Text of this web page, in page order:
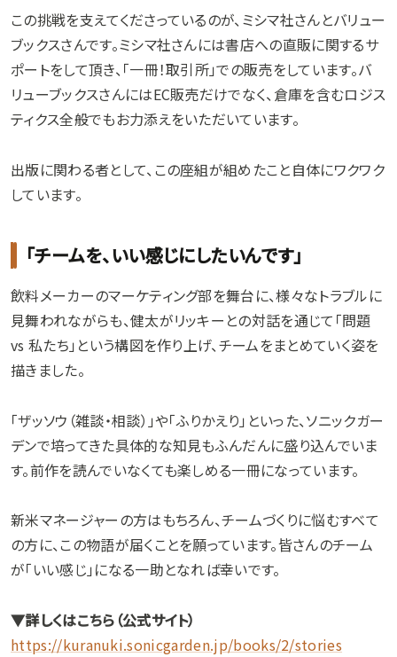
この挑戦を支えてくださっているのが、ミシマ社さんとバリュー
ブックスさんです。ミシマ社さんには書店への直販に関するサ
ポートをして頂き、「一冊！取引所」での販売をしています。バ
リューブックスさんにはEC販売だけでなく、倉庫を含むロジス
ティクス全般でもお力添えをいただいています。
出版に関わる者として、この座組が組めたこと自体にワクワク
しています。
「チームを、いい感じにしたいんです」
飲料メーカーのマーケティング部を舞台に、様々なトラブルに
見舞われながらも、健太がリッキーとの対話を通じて「問題
vs 私たち」という構図を作り上げ、チームをまとめていく姿を
描きました。
「ザッソウ（雑談・相談）」や「ふりかえり」といった、ソニックガー
デンで培ってきた具体的な知見もふんだんに盛り込んでいま
す。前作を読んでいなくても楽しめる一冊になっています。
新米マネージャーの方はもちろん、チームづくりに悩むすべて
の方に、この物語が届くことを願っています。皆さんのチーム
が「いい感じ」になる一助となれば幸いです。
▼詳しくはこちら（公式サイト）
https://kuranuki.sonicgarden.jp/books/2/stories